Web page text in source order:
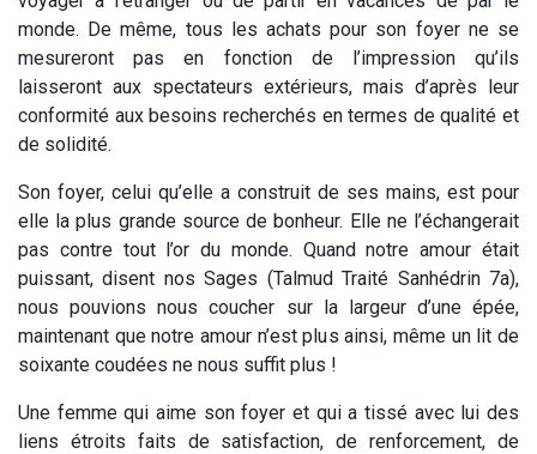
monde. De même, tous les achats pour son foyer ne se
mesureront pas en fonction de l’impression qu’ils
laisseront aux spectateurs extérieurs, mais d’après leur
conformité aux besoins recherchés en termes de qualité et
de solidité.
Son foyer, celui qu’elle a construit de ses mains, est pour
elle la plus grande source de bonheur. Elle ne l’échangerait
pas contre tout l’or du monde. Quand notre amour était
puissant, disent nos Sages (Talmud Traité Sanhédrin 7a),
nous pouvions nous coucher sur la largeur d’une épée,
maintenant que notre amour n’est plus ainsi, même un lit de
soixante coudées ne nous suffit plus !
Une femme qui aime son foyer et qui a tissé avec lui des
liens étroits faits de satisfaction, de renforcement, de